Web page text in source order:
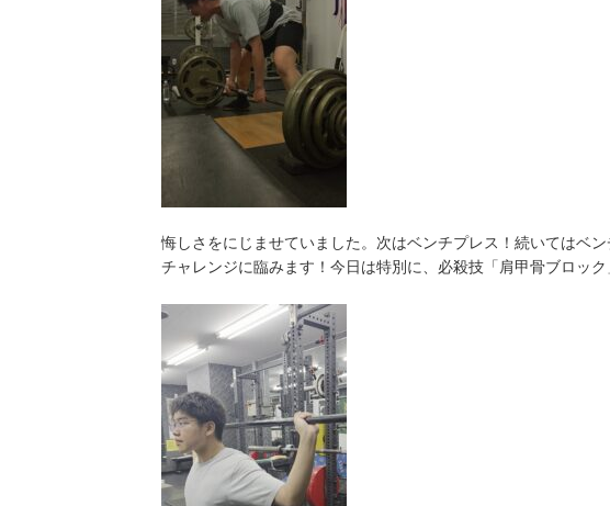
悔しさをにじませていました。次はベンチプレス！続いてはベ
チャレンジに臨みます！今日は特別に、必殺技「肩甲骨ブロック